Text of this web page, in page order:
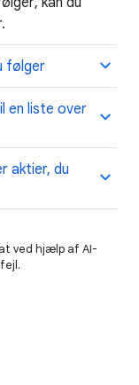
følger
en liste over
aktier, du
ved hjælp af AI-